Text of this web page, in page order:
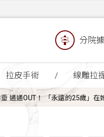
分院
拉皮手術 線雕拉
通通OUT！ 「永遠的25歲」在